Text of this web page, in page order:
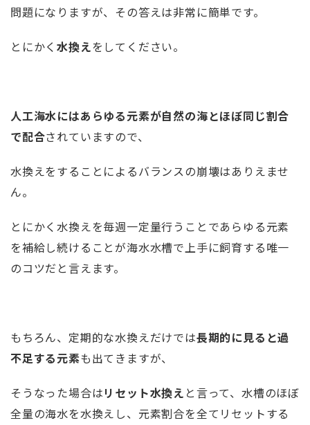
問題になりますが、その答えは非常に簡単です。
とにかく水換えをしてください。
人工海水にはあらゆる元素が自然の海とほぼ同じ割合
で配合されていますので、
水換えをすることによるバランスの崩壊はありえませ
ん。
とにかく水換えを毎週一定量行うことであらゆる元素
を補給し続けることが海水水槽で上手に飼育する唯一
のコツだと言えます。
もちろん、定期的な水換えだけでは長期的に見ると過
不足する元素も出てきますが、
そうなった場合はリセット水換え と言って、水槽のほぼ
全量の海水を水換えし、元素割合を全てリセットする